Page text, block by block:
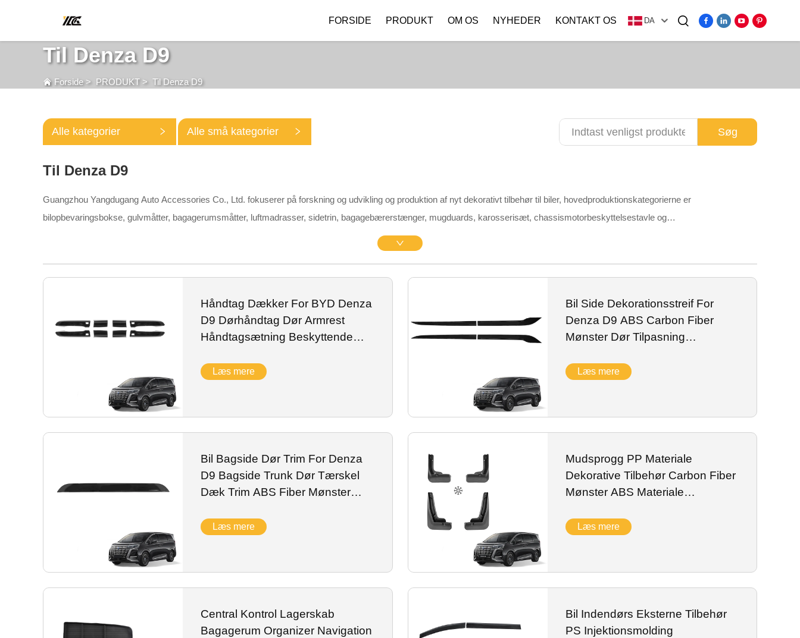
FORSIDE PRODUKT OM OS NYHEDER KONTAKT OS DA
Til Denza D9
Forside> PRODUKT > Til Denza D9
Alle kategorier Alle små kategorier Søg
Til Denza D9
Guangzhou Yangdugang Auto Accessories Co., Ltd. fokuserer på forskning og udvikling og produktion af nyt dekorativt tilbehør til biler, hovedproduktionskategorierne er
bilopbevaringsbokse, gulvmåtter, bagagerumsmåtter, luftmadrasser, sidetrin, bagagebærerstænger, mugduards, karosserisæt, chassismotorbeskyttelsestavle og
batteribeskyttelsestavle, andet tilbehør til bilrudebeklædning, dørbeklædning til døre, greb til dørbeklædning.
Håndtag Dækker For BYD Denza
D9 Dørhåndtag Dør Armrest
Håndtagsætning Beskyttende
Tilbehør
Læs mere
Bil Side Dekorationsstreif For
Denza D9 ABS Carbon Fiber
Mønster Dør Tilpasning
Tilbehør
Læs mere
Bil Bagside Dør Trim For Denza
D9 Bagside Trunk Dør Tærskel
Dæk Trim ABS Fiber Mønster
Læs mere
Mudsprogg PP Materiale
Dekorative Tilbehør Carbon Fiber
Mønster ABS Materiale
Denza D9
Læs mere
Central Kontrol Lagerskab
Bagagerum Organizer Navigation
Bil Indendørs Eksterne Tilbehør
PS Injektionsmolding